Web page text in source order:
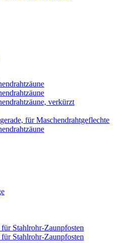
verkürzt
für Maschendrahtgeflechte
Stahlrohr-Zaunpfosten
Stahlrohr-Zaunpfosten